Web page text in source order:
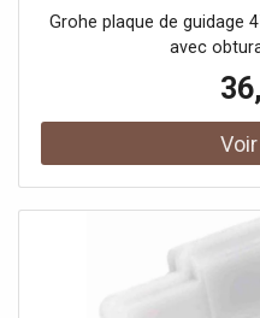
Grohe plaque de guidage
avec